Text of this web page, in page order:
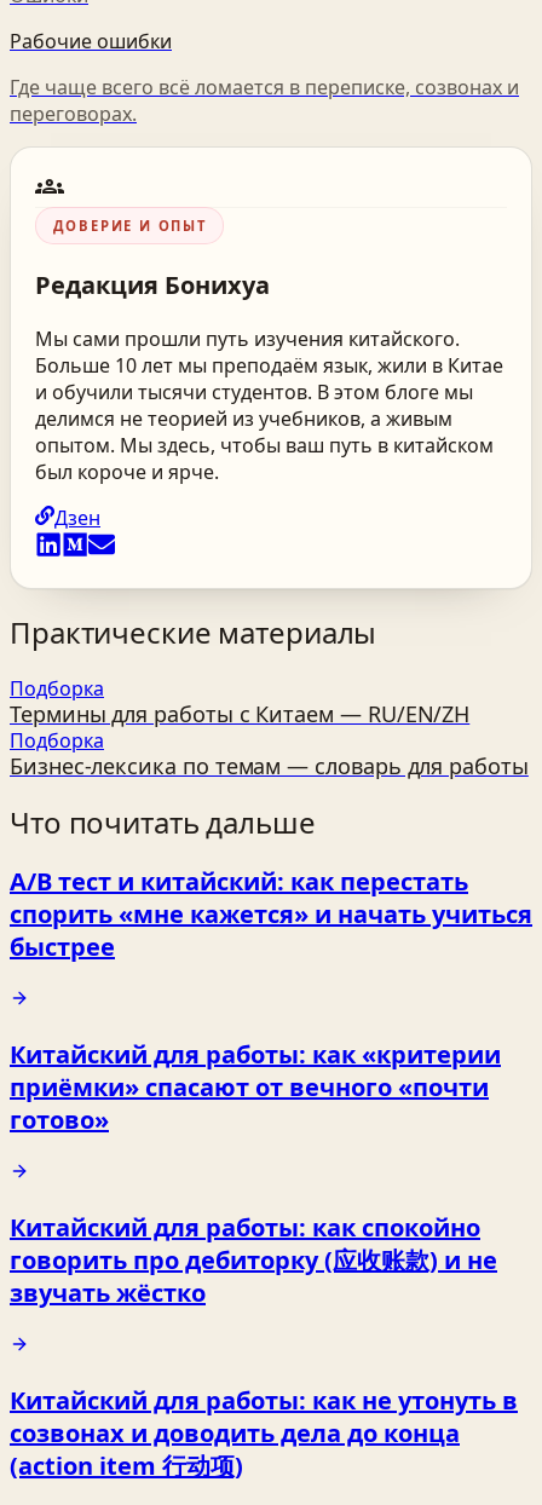
Рабочие ошибки
Где чаще всего всё ломается в переписке, созвонах и
переговорах.
groups
ДОВЕРИЕ И ОПЫТ
Редакция Бонихуа
Мы сами прошли путь изучения китайского.
Больше 10 лет мы преподаём язык, жили в Китае
и обучили тысячи студентов. В этом блоге мы
делимся не теорией из учебников, а живым
опытом. Мы здесь, чтобы ваш путь в китайском
был короче и ярче.
Дзен
Практические материалы
Подборка
Термины для работы с Китаем — RU/EN/ZH
Подборка
Бизнес‑лексика по темам — словарь для работы
Что почитать дальше
A/B тест и китайский: как перестать
спорить «мне кажется» и начать учиться
быстрее
Китайский для работы: как «критерии
приёмки» спасают от вечного «почти
готово»
Китайский для работы: как спокойно
говорить про дебиторку (应收账款) и не
звучать жёстко
Китайский для работы: как не утонуть в
созвонах и доводить дела до конца
(action item 行动项)